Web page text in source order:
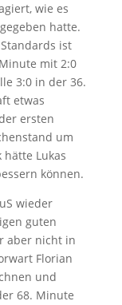
wie es
hatte.
ist
mit 2:0
3:0 in der 36.
etwas
ersten
um
hätte Lukas
können.
wieder
guten
aber nicht in
Florian
und
68. Minute